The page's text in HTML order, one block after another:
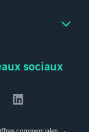
sociaux
Voir